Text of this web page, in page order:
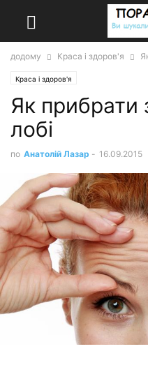
додому Краса і здоров'я
Краса і здоров'я
Як
лобі
по Анатолій Лазар - 16.09.2015